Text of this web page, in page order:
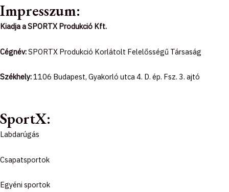
c
e
b
o
k
-
s
t
a
r
a
m
k
t
o
Impresszum:
Kiadja a SPORTX Produkció Kft.
Cégnév:SPORTX Produkció Korlátolt Felelősségű Társaság
Székhely:1106 Budapest, Gyakorló utca 4. D. ép. Fsz. 3. ajtó
SportX:
Labdarúgás
Csapatsportok
Egyéni sportok